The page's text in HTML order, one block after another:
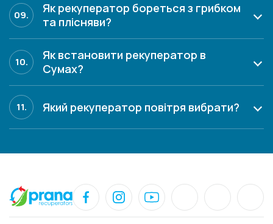
09.
Як рекуператор бореться з грибком
та плісняви?
10.
Як встановити рекуператор в
Сумах?
11. Який рекуператор повітря вибрати?